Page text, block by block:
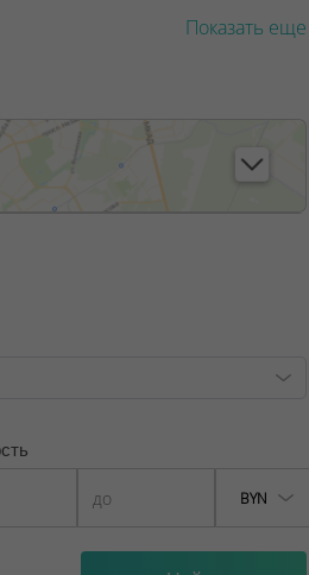
любителей велоспорта и мам
лобби домов площадью
библиотекой)
вещей жильцов. Из
лифты. На грузовом
№02240/129 от 06.09.06г.
Показать еще
BYN